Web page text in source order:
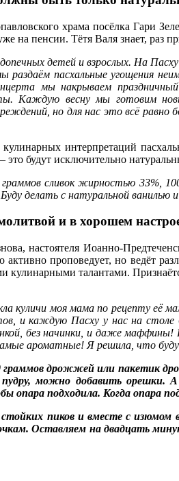
храма посёлка Гари
на пенсии. Тётя Валя знает,
детей и взрослых. На
раздаём пасхальные
мы накрываем
Каждую весну мы готовим
но для нас это всё
интерпретаций
будут исключительно
сливок жирностью 33%,
делать с натуральной ванилью
и в хорошем
настоятеля Иоанно-
проповедует, но ведёт
талантами.
куличи моя мама по рецепту
и каждую Пасху у нас на
без начинки, и даже
ароматные! Я решила, что
дрожжей или пакетик
можно добавить орешки. А
подходила. Когда опара
пиков и вместе с
Оставляем на двадцать